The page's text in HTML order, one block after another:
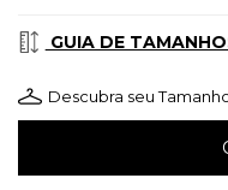
GUIA DE
Descubra seu